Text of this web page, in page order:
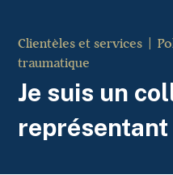
Clientèles et services
traumatique
Je suis un